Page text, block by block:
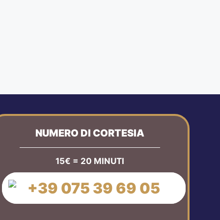
NUMERO DI CORTESIA
15€ = 20 MINUTI
+39 075 39 69 05